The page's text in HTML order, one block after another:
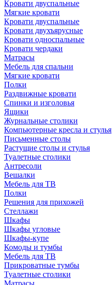
Кровати двуспальные
Мягкие кровати
Кровати двуспальные
Кровати двухъярусные
Кровати односпальные
Кровати чердаки
Матрасы
Мебель для спальни
Мягкие кровати
Полки
Раздвижные кровати
Спинки и изголовья
Ящики
Журнальные столики
Компьютерные кресла и стулья
Письменные столы
Растущие столы и стулья
Туалетные столики
Антресоли
Вешалки
Мебель для ТВ
Полки
Решения для прихожей
Стеллажи
Шкафы
Шкафы угловые
Шкафы-купе
Комоды и тумбы
Мебель для ТВ
Прикроватные тумбы
Туалетные столики
Матрасы